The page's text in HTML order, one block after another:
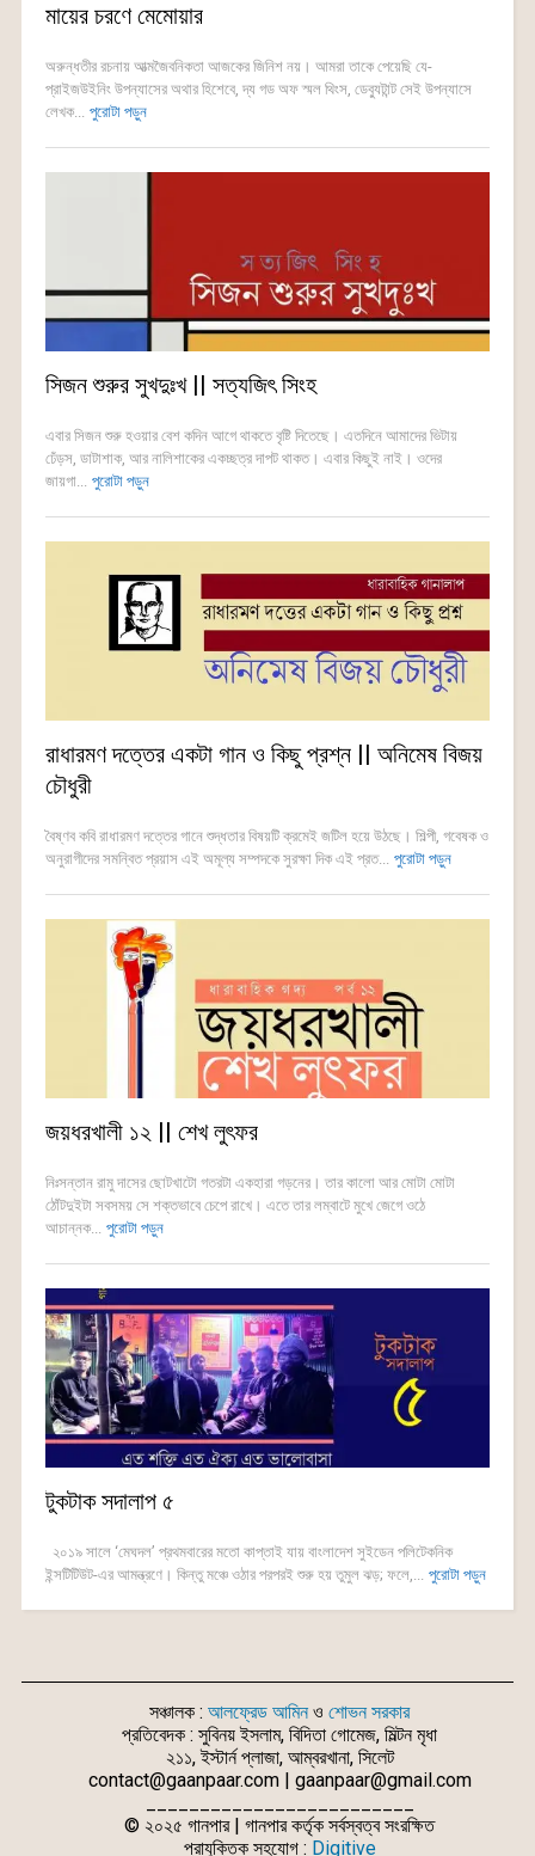
মায়ের চরণে মেমোয়ার
অরুন্ধতীর রচনায় আত্মজৈবনিকতা আজকের জিনিশ নয়। আমরা তাকে পেয়েছি যে-
প্রাইজউইনিং উপন্যাসের অথার হিশেবে, দ্য গড অফ স্মল থিংস, ডেব্যুটান্ট সেই উপন্যাসে
লেখক... পুরোটা পড়ুন
সিজন শুরুর সুখদুঃখ || সত্যজিৎ সিংহ
এবার সিজন শুরু হওয়ার বেশ কদিন আগে থাকতে বৃষ্টি দিতেছে। এতদিনে আমাদের ভিটায়
ঢেঁড়স, ডাটাশাক, আর নালিশাকের একচ্ছত্র দাপট থাকত। এবার কিছুই নাই। ওদের
জায়গা... পুরোটা পড়ুন
রাধারমণ দত্তের একটা গান ও কিছু প্রশ্ন || অনিমেষ বিজয়
চৌধুরী
বৈষ্ণব কবি রাধারমণ দত্তের গানে শুদ্ধতার বিষয়টি ক্রমেই জটিল হয়ে উঠছে। শিল্পী, গবেষক ও
অনুরাগীদের সমন্বিত প্রয়াস এই অমূল্য সম্পদকে সুরক্ষা দিক এই প্রত... পুরোটা পড়ুন
জয়ধরখালী ১২ || শেখ লুৎফর
নিঃসন্তান রামু দাসের ছোটখাটো গতরটা একহারা গড়নের। তার কালো আর মোটা মোটা
ঠোঁটদুইটা সবসময় সে শক্তভাবে চেপে রাখে। এতে তার লম্বাটে মুখে জেগে ওঠে
আচান্নক... পুরোটা পড়ুন
টুকটাক সদালাপ ৫
২০১৯ সালে ‘মেঘদল’ প্রথমবারের মতো কাপ্তাই যায় বাংলাদেশ সুইডেন পলিটেকনিক
ইন্সটিটিউট-এর আমন্ত্রণে। কিন্তু মঞ্চে ওঠার পরপরই শুরু হয় তুমুল ঝড়; ফলে,... পুরোটা পড়ুন
সঞ্চালক : আলফ্রেড আমিনও শোভন সরকার
প্রতিবেদক : সুবিনয় ইসলাম, বিদিতা গোমেজ, মিল্টন মৃধা
২১১, ইস্টার্ন প্লাজা, আম্বরখানা, সিলেট
contact@gaanpaar.com | gaanpaar@gmail.com
© ২০২৫ গানপার | গানপার কর্তৃক সর্বস্বত্ব সংরক্ষিত
প্রাযুক্তিক সহযোগ : Digitive